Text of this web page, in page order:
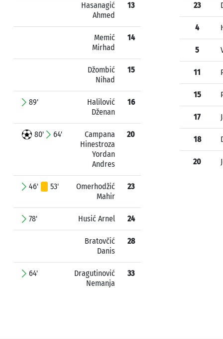
Hasanagić
Ahmed
13
Memić
Mirhad
14
Džombić
Nihad
15
89'
Halilović
Dženan
16
80' 64'
Campana
Hinestroza
Yordan
Andres
20
46' 53'
Omerhodžić
Mahir
23
78' Husić Arnel 24
Bratovčić
Danis
28
64'
Dragutinović
Nemanja
33
23
4
5
11
15
17
18
20